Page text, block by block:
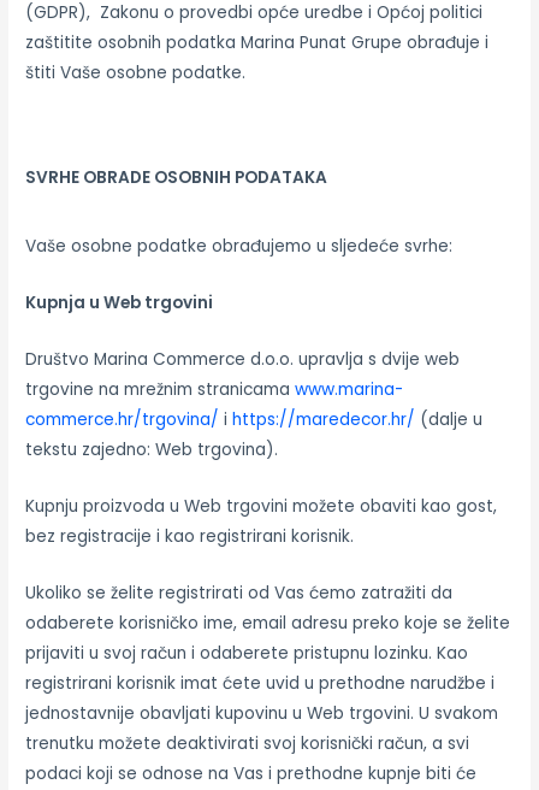
(GDPR), Zakonu o provedbi opće uredbe i Općoj politici
zaštitite osobnih podatka Marina Punat Grupe obrađuje i
štiti Vaše osobne podatke.
SVRHE OBRADE OSOBNIH PODATAKA
Vaše osobne podatke obrađujemo u sljedeće svrhe:
Kupnja u Web trgovini
Društvo Marina Commerce d.o.o. upravlja s dvije web
trgovine na mrežnim stranicamawww.marina-
commerce.hr/trgovina/ ihttps://maredecor.hr/ (dalje u
tekstu zajedno: Web trgovina).
Kupnju proizvoda u Web trgovini možete obaviti kao gost,
bez registracije i kao registrirani korisnik.
Ukoliko se želite registrirati od Vas ćemo zatražiti da
odaberete korisničko ime, email adresu preko koje se želite
prijaviti u svoj račun i odaberete pristupnu lozinku. Kao
registrirani korisnik imat ćete uvid u prethodne narudžbe i
jednostavnije obavljati kupovinu u Web trgovini. U svakom
trenutku možete deaktivirati svoj korisnički račun, a svi
podaci koji se odnose na Vas i prethodne kupnje biti će